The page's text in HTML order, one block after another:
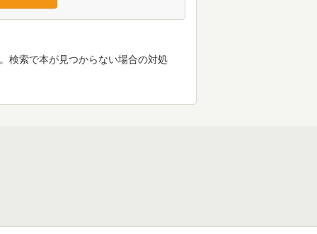
検索で本が見つからない場合の対処